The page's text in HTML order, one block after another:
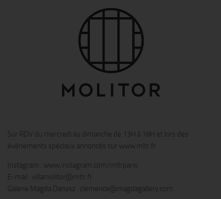
Sur RDV du mercredi au dimanche de 13H à 18H et lors des
évènements spéciaux annoncés sur www.mltr.fr
Instagram : www.instagram.com/mltrparis
E-mail : villamolitor@mltr.fr
Galerie Magda Danysz : clemence@magdagallery.com